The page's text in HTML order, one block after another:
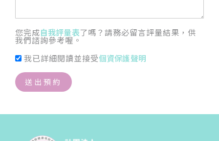
您完成自我評量表了嗎？請務必留言評量結果，供
我們諮詢參考喔。
我已詳細閱讀並接受個資保護聲明
送出預約